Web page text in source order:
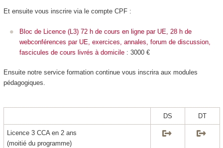
Et ensuite vous inscrire via le compte CPF :
Bloc de Licence (L3) 72 h de cours en ligne par UE, 28 h de
webconférences par UE, exercices, annales, forum de discussion,
fascicules de cours livrés à domicile : 3000 €
Ensuite notre service formation continue vous inscrira aux modules
pédagogiques.
DS DT
Licence 3 CCA en 2 ans
(moitié du programme)